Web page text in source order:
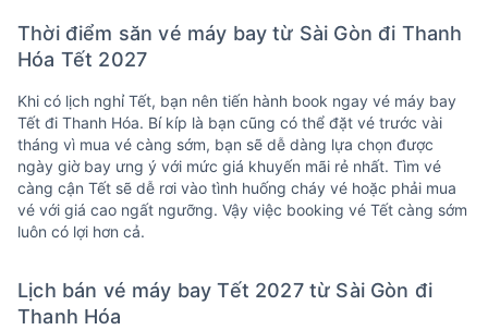
Thời điểm săn vé máy bay từ Sài Gòn đi Thanh
Hóa Tết 2027
Khi có lịch nghỉ Tết, bạn nên tiến hành book ngay vé máy bay
Tết đi Thanh Hóa. Bí kíp là bạn cũng có thể đặt vé trước vài
tháng vì mua vé càng sớm, bạn sẽ dễ dàng lựa chọn được
ngày giờ bay ưng ý với mức giá khuyến mãi rẻ nhất. Tìm vé
càng cận Tết sẽ dễ rơi vào tình huống cháy vé hoặc phải mua
vé với giá cao ngất ngưỡng. Vậy việc booking vé Tết càng sớm
luôn có lợi hơn cả.
Lịch bán vé máy bay Tết 2027 từ Sài Gòn đi
Thanh Hóa